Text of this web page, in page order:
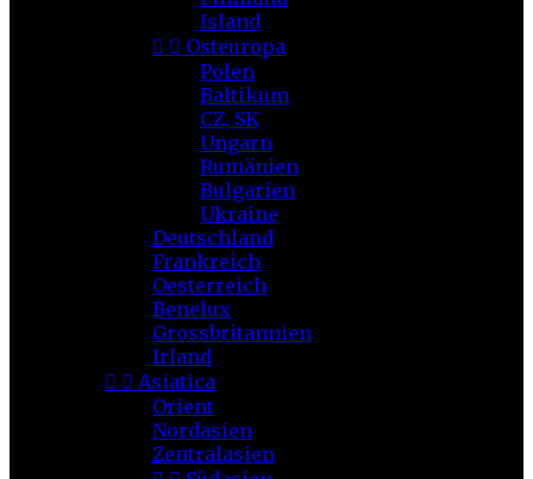
Island
  Osteuropa
Polen
Baltikum
CZ, SK
Ungarn
Rumänien
Bulgarien
Ukraine
Deutschland
Frankreich
Oesterreich
Benelux
Grossbritannien
Irland
  Asiatica
Orient
Nordasien
Zentralasien